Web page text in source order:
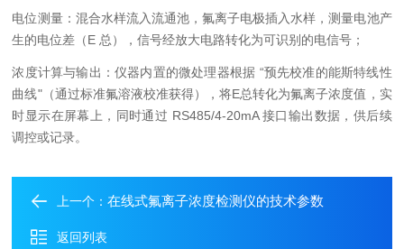
电位测量：混合水样流入流通池，氟离子电极插入水样，测量电池产
生的电位差（E 总），信号经放大电路转化为可识别的电信号；
浓度计算与输出：仪器内置的微处理器根据 “预先校准的能斯特线性
曲线"（通过标准氟溶液校准获得），将E总转化为氟离子浓度值，实
时显示在屏幕上，同时通过 RS485/4-20mA 接口输出数据，供后续
调控或记录。
上一个：在线式氟离子浓度检测仪的技术参数
返回列表